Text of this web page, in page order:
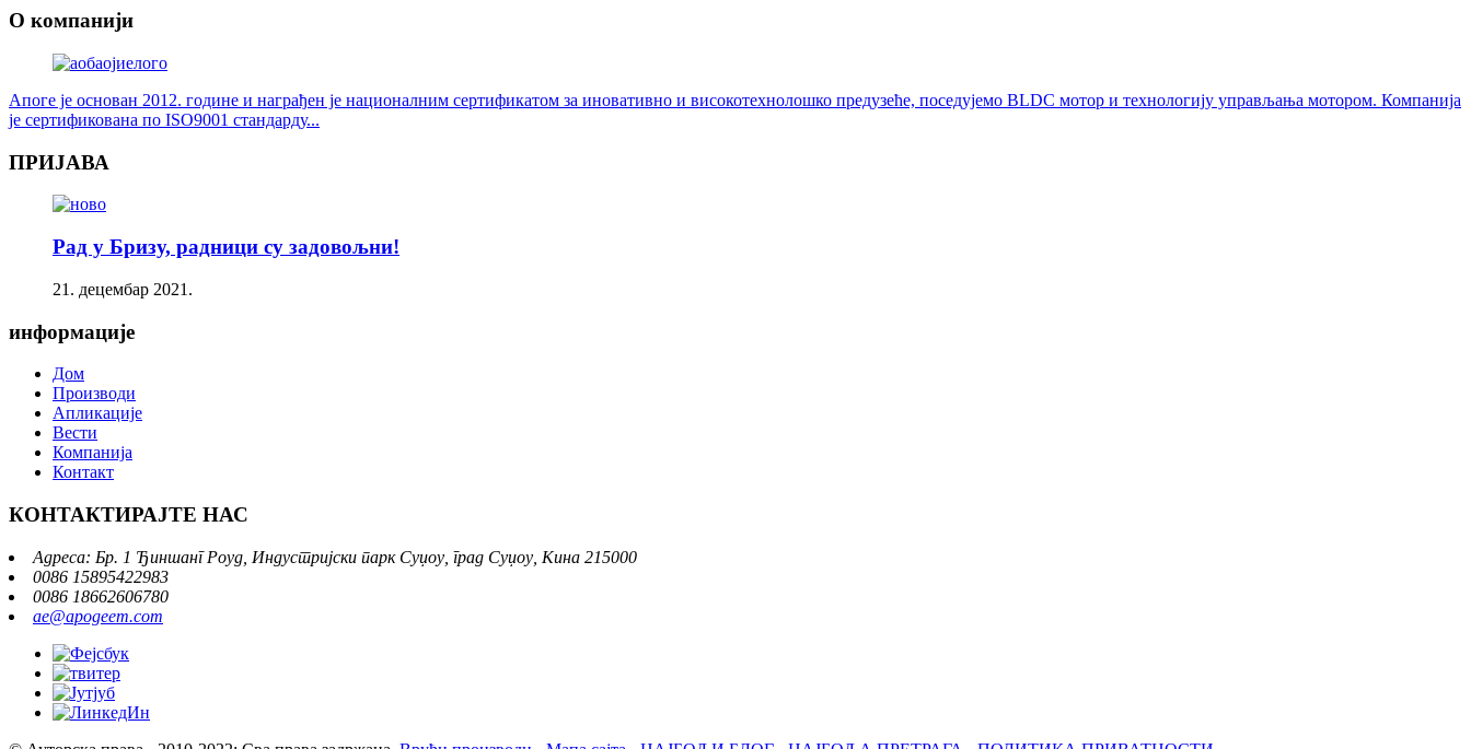
О компанији
Апоге је основан 2012. године и награђен је националним сертификатом за иновативно и високотехнолошко предузеће, поседујемо BLDC мотор и технологију управљања мотором. Компанија
је сертификована по ISO9001 стандарду...
ПРИЈАВА
Рад у Бризу, радници су задовољни!
21. децембар 2021.
информације
Дом
Производи
Апликације
Вести
Компанија
Контакт
КОНТАКТИРАЈТЕ НАС
Адреса: Бр. 1 Ђиншанг Роуд, Индустријски парк Суџоу, град Суџоу, Кина 215000
0086 15895422983
0086 18662606780
ae@apogeem.com